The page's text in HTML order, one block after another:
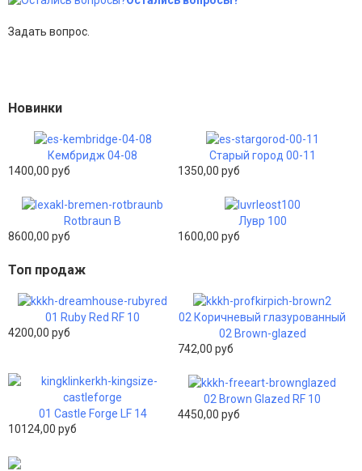
Задать вопрос.
Новинки
Кембридж 04-08
1400,00 руб
Старый город 00-11
1350,00 руб
Rotbraun B
8600,00 руб
Лувр 100
1600,00 руб
Топ продаж
01 Ruby Red RF 10
4200,00 руб
02 Коричневый глазурованный
02 Brown-glazed
742,00 руб
01 Castle Forge LF 14
10124,00 руб
02 Brown Glazed RF 10
4450,00 руб